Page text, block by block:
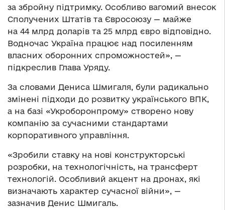
за збройну підтримку. Особливо вагомий внесок
Сполучених Штатів та Євросоюзу — майже
на 44 млрд доларів та 25 млрд євро відповідно.
Водночас Україна працює над посиленням
власних оборонних спроможностей», —
підкреслив Глава Уряду.
За словами Дениса Шмигаля, були радикально
змінені підходи до розвитку українського ВПК,
а на базі «Укроборонпрому» створено нову
компанію за сучасними стандартами
корпоративного управління.
«Зробили ставку на нові конструкторські
розробки, на технологічність, на трансферт
технологій. Особливий акцент на дронах, які
визначають характер сучасної війни», —
зазначив Денис Шмигаль.